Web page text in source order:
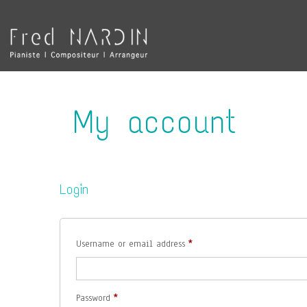
My account
Login
Username or email address *Required
Password *Required